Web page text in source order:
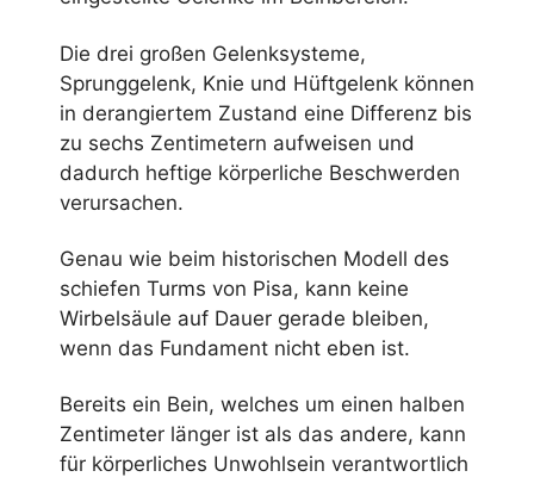
Die drei großen Gelenksysteme,
Sprunggelenk, Knie und Hüftgelenk können
in derangiertem Zustand eine Differenz bis
zu sechs Zentimetern aufweisen und
dadurch heftige körperliche Beschwerden
verursachen.
Genau wie beim historischen Modell des
schiefen Turms von Pisa, kann keine
Wirbelsäule auf Dauer gerade bleiben,
wenn das Fundament nicht eben ist.
Bereits ein Bein, welches um einen halben
Zentimeter länger ist als das andere, kann
für körperliches Unwohlsein verantwortlich